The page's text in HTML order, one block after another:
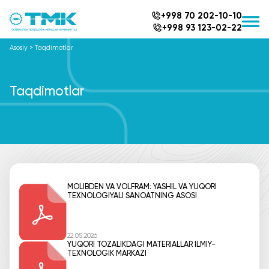
+998 70 202-10-10
+998 93 123-02-22
Asosiy >Taqdimotlar
Taqdimotlar
MOLIBDEN VA VOLFRAM: YASHIL VA YUQORI
TEXNOLOGIYALI SANOATNING ASOSI
22.05.2026
YUQORI TOZALIKDAGI MATERIALLAR ILMIY-
TEXNOLOGIK MARKAZI